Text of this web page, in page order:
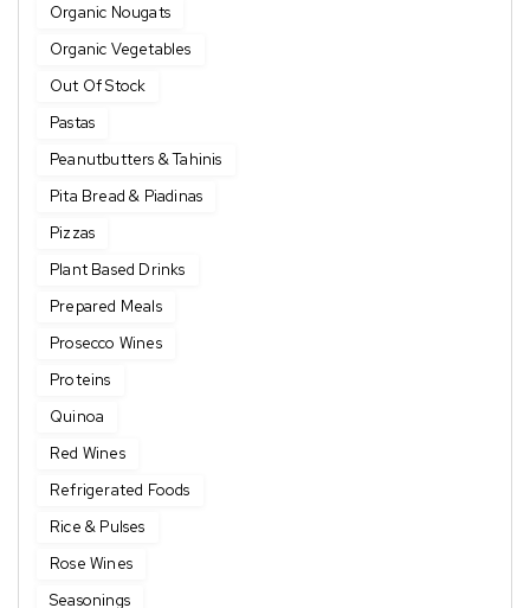
Organic Nougats
Organic Vegetables
Out Of Stock
Pastas
Peanutbutters & Tahinis
Pita Bread & Piadinas
Pizzas
Plant Based Drinks
Prepared Meals
Prosecco Wines
Proteins
Quinoa
Red Wines
Refrigerated Foods
Rice & Pulses
Rose Wines
Seasonings